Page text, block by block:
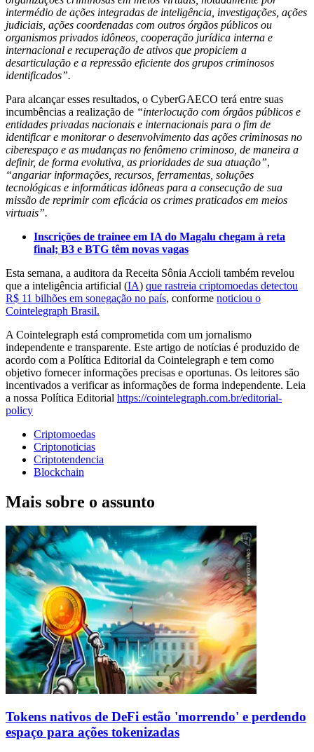
intermédio de ações integradas de inteligência, investigações, ações
judiciais, ações coordenadas com outros órgãos públicos ou
organismos privados idôneos, cooperação jurídica interna e
internacional e recuperação de ativos que propiciem a
desarticulação e a repressão eficiente dos grupos criminosos
identificados”.
Para alcançar esses resultados, o CyberGAECO terá entre suas
incumbências a realização de “interlocução com órgãos públicos e
entidades privadas nacionais e internacionais para o fim de
identificar e monitorar o desenvolvimento das ações criminosas no
ciberespaço e as mudanças no fenômeno criminoso, de maneira a
definir, de forma evolutiva, as prioridades de sua atuação”,
“angariar informações, recursos, ferramentas, soluções
tecnológicas e informáticas idôneas para a consecução de sua
missão de reprimir com eficácia os crimes praticados em meios
virtuais”.
Inscrições de trainee em IA do Magalu chegam à reta
final; B3 e BTG têm novas vagas
Esta semana, a auditora da Receita Sônia Accioli também revelou
que a inteligência artificial (IA) que rastreia criptomoedas detectou
R$ 11 bilhões em sonegação no país, conforme noticiou o
Cointelegraph Brasil.
A Cointelegraph está comprometida com um jornalismo
independente e transparente. Este artigo de notícias é produzido de
acordo com a Política Editorial da Cointelegraph e tem como
objetivo fornecer informações precisas e oportunas. Os leitores são
incentivados a verificar as informações de forma independente. Leia
a nossa Política Editorial https://cointelegraph.com.br/editorial-
policy
Criptomoedas
Criptonoticias
Criptotendencia
Blockchain
Mais sobre o assunto
Tokens nativos de DeFi estão 'morrendo' e perdendo
espaço para ações tokenizadas